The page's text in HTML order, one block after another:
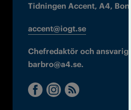
Tidningen Accent, A4,
accent@iogt.se
Chefredaktör och ansvarig
barbro@a4.se.